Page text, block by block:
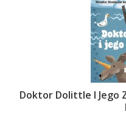
Doktor Dolittle I Jego